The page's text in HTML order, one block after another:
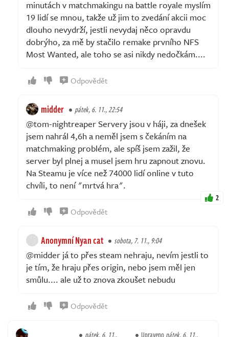
minutách v matchmakingu na battle royale myslím
19 lidí se mnou, takže už jim to zvedání akcii moc
dlouho nevydrží, jestli nevydaj něco opravdu
dobrýho, za mě by stačilo remake prvního NFS
Most Wanted, ale toho se asi nikdy nedočkám....
Odpovědět
midder pátek, 6. 11., 22:54
@tom-nightreaper Servery jsou v háji, za dnešek
jsem nahrál 4,6h a neměl jsem s čekáním na
matchmaking problém, ale spíš jsem zažil, že
server byl plnej a musel jsem hru zapnout znovu.
Na Steamu je více než 74000 lidí online v tuto
chvíli, to není "mrtvá hra".
2
Odpovědět
Anonymní Nyan cat sobota, 7. 11., 9:04
@midder já to přes steam nehraju, nevím jestli to
je tím, že hraju přes origin, nebo jsem měl jen
smůlu.... ale už to znova zkoušet nebudu
Odpovědět
pátek, 6. 11., Upravenopátek, 6. 11.,